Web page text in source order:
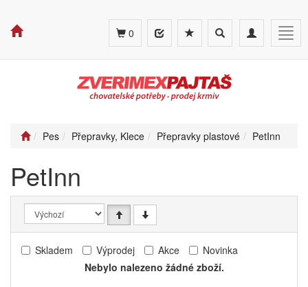
Toggle
navigation
Toggle
search
0
Pes Přepravky, Klece Přepravky plastové PetInn
PetInn
Skladem Výprodej Akce
Novinka
Nebylo nalezeno žádné zboží.